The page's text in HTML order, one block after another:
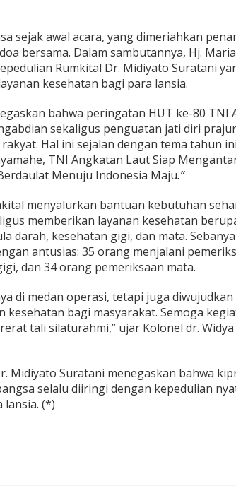
sejak awal acara, yang dimeriahkan
bersama. Dalam sambutannya, Hj.
Rumkital Dr. Midiyato Suratani
kesehatan bagi para lansia.
bahwa peringatan HUT ke-80 TNI
sekaligus penguatan jati diri
Hal ini sejalan dengan tema tahun
TNI Angkatan Laut Siap
Menuju Indonesia Maju.”
menyalurkan bantuan kebutuhan
memberikan layanan kesehatan
darah, kesehatan gigi, dan mata.
antusias: 35 orang menjalani
dan 34 orang pemeriksaan mata.
di medan operasi, tetapi juga
kesehatan bagi masyarakat. Semoga
tali silaturahmi,” ujar Kolonel dr. Widya
Midiyato Suratani menegaskan bahwa
selalu diiringi dengan kepedulian
(*)